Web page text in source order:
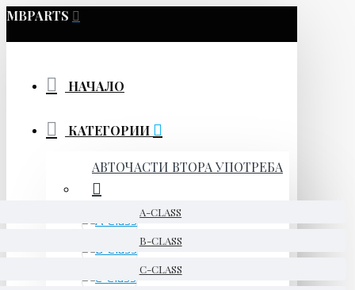
MBPARTS
НАЧАЛО
КАТЕГОРИИ
АВТОЧАСТИ ВТОРА УПОТРЕБА
A-CLASS
B-CLASS
C-CLASS